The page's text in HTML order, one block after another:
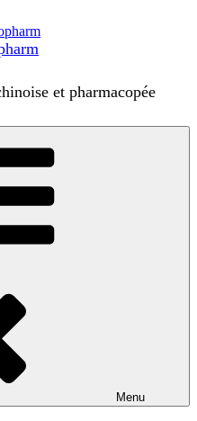
et pharmacopée
Menu